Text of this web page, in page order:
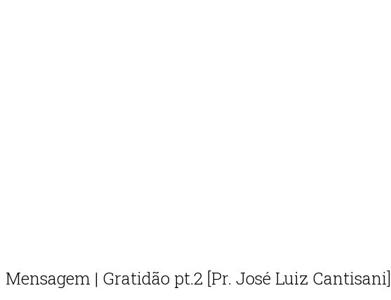
Mensagem | Gratidão pt.2 [Pr. José Luiz Cantisani]